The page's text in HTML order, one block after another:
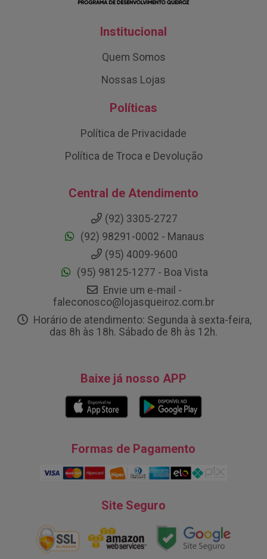
Institucional
Quem Somos
Nossas Lojas
Políticas
Política de Privacidade
Política de Troca e Devolução
Central de Atendimento
(92) 3305-2727
(92) 98291-0002 - Manaus
(95) 4009-9600
(95) 98125-1277 - Boa Vista
Envie um e-mail -
faleconosco@lojasqueiroz.com.br
Horário de atendimento: Segunda à sexta-feira,
das 8h às 18h. Sábado de 8h às 12h.
Baixe já nosso APP
Formas de Pagamento
Site Seguro